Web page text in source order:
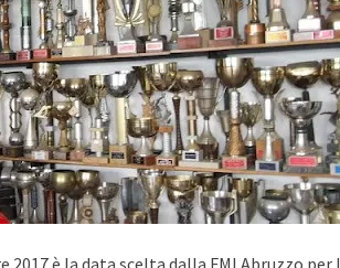
2017 è la data scelta dalla FMI Abruzzo per